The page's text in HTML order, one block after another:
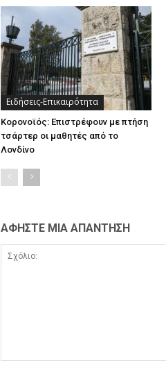
Ειδήσεις-Επικαιρότητα
Κορονοϊός: Επιστρέφουν με πτήση
τσάρτερ οι μαθητές από το
Λονδίνο
ΑΦΗΣΤΕ ΜΙΑ ΑΠΑΝΤΗΣΗ